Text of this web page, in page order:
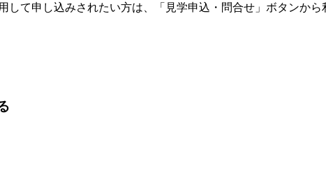
て申し込みされたい方は、「見学申込・問合せ」ボタンから